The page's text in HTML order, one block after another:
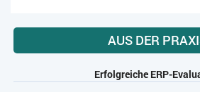
AUS DER
Erfolgreiche ERP-